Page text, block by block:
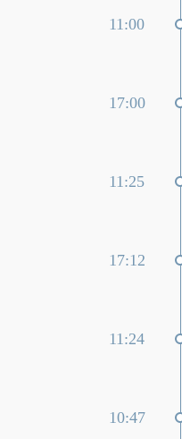
11:00
17:00
11:25
17:12
11:24
10:47